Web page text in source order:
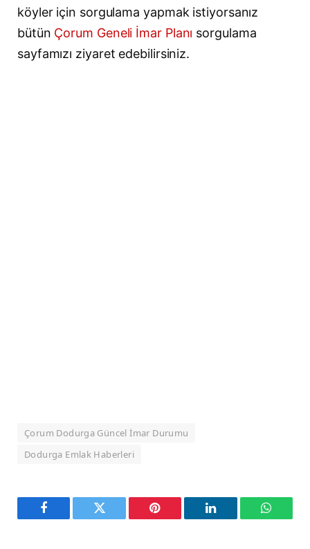
köyler için sorgulama yapmak istiyorsanız
bütün Çorum Geneli İmar Planı sorgulama
sayfamızı ziyaret edebilirsiniz.
Çorum Dodurga Güncel İmar Durumu
Dodurga Emlak Haberleri
Facebook Twitter Pinterest LinkedIn